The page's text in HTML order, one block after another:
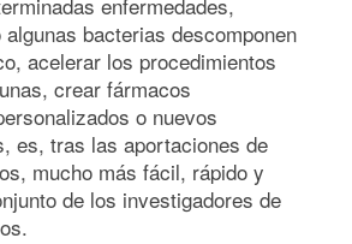
bacterias descomponen
acelerar los procedimientos
crear fármacos
o nuevos
es, tras las aportaciones de
mucho más fácil, rápido y
de los investigadores de